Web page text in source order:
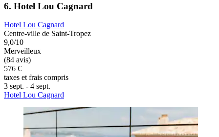
6. Hotel Lou Cagnard
Hotel Lou Cagnard
Centre-ville de Saint-Tropez
9,0/10
Merveilleux
(84 avis)
576 €
taxes et frais compris
3 sept. - 4 sept.
Hotel Lou Cagnard